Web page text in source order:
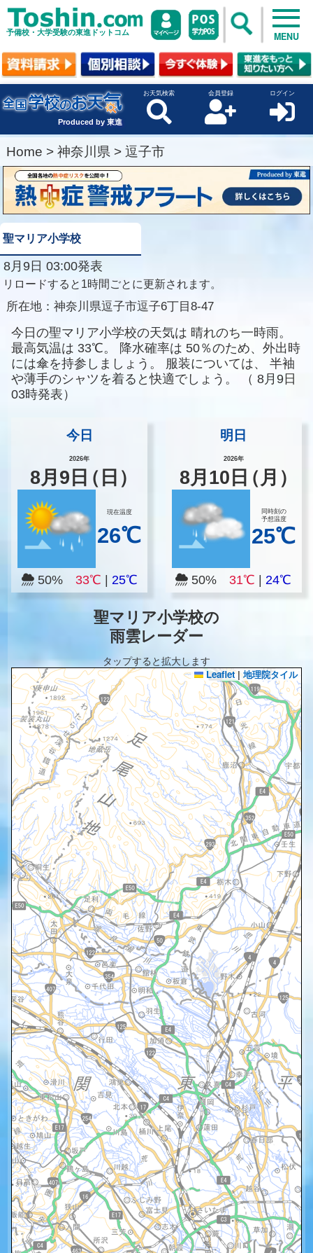
予備校・大学受験の東進ドットコム MENU
Produced by 東進
お天気検索 会員登録 ログイン
Home > 神奈川県 > 逗子市
聖マリア小学校
8月9日 03:00発表
リロードすると1時間ごとに更新されます。
所在地： 神奈川県逗子市逗子6丁目8-47
今日の聖マリア小学校の天気は 晴れのち一時雨。
最高気温は 33℃。 降水確率は 50％のため、外出時
には傘を持参しましょう。
服装については、
半袖
や薄手のシャツを着ると快適でしょう。
（ 8月9日
03時発表）
今日
2026年
8月 9 日（日）
現在温度
26℃
50% 33℃ 25℃
明日
2026年
8月 10 日（月）
同時刻の
予想温度
25℃
50% 31℃ |24℃
聖マリア小学校の
雨雲レーダー
タップすると拡大します
Leaflet | 地理院タイル